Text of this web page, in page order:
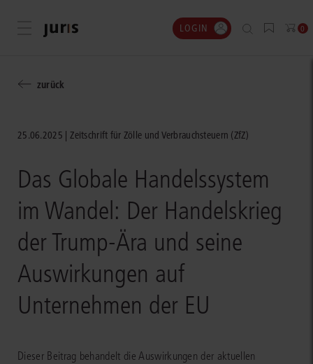
Menü öffnen LOGIN 0
zurück
25.06.2025 Zeitschrift für Zölle und Verbrauchsteuern (ZfZ)
Das Globale Handelssystem
im Wandel: Der Handelskrieg
der Trump-Ära und seine
Auswirkungen auf
Unternehmen der EU
Dieser Beitrag behandelt die Auswirkungen der aktuellen